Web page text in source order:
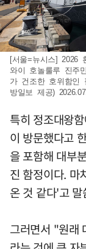
[서울=뉴시스] 2026
와이 호놀룰루 진주
가 건조한 호위함인
방일보 제공)
특히 정조대왕
이 방문했다고
을 포함해 대부
진 함정이다. 마
온 것 같다'고
그러면서 "원래